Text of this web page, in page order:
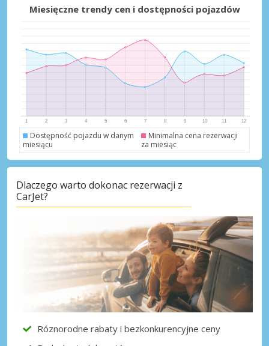
Zaloguj się przez eLink
Miesięczne trendy cen i dostępności pojazdów
Dostępność pojazdu w danym
miesiącu
Minimalna cena rezerwacji
za miesiąc
Dlaczego warto dokonac rezerwacji z
CarJet?
Róznorodne rabaty i bezkonkurencyjne ceny